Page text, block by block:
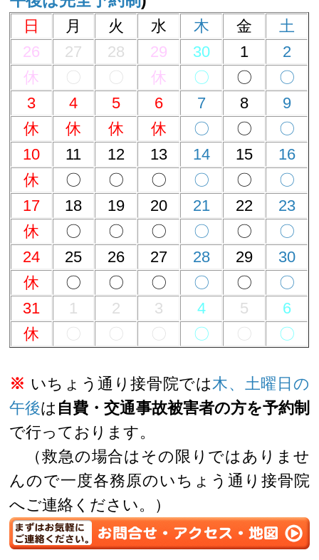
日 月 火 水 木 金
土
26
27 28 29 30 1
2
休
〇 〇 休 〇 〇
〇
3
4 5 6 7 8
9
休
休 休 休 〇 〇
〇
10
11 12 13 14 15
16
休
〇 〇 〇 〇 〇
〇
17
18 19 20 21 22
23
休
〇 〇 〇 〇 〇
〇
24
25 26 27 28 29
30
休
〇 〇 〇 〇 〇
〇
31
1 2 3 4 5
6
休
〇 〇 〇 〇 〇 〇
※ いちょう通り接骨院では木、土曜日の
午後は 自費・交通事故被害者の方を予約制
で行っております。
（救急の場合はその限りではありませ
んので一度各務原のいちょう通り接骨院
へご連絡ください。）